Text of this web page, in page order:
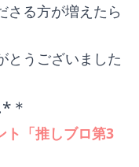
さる方が増えたら
とうございました
＊
ト「推しブロ第3